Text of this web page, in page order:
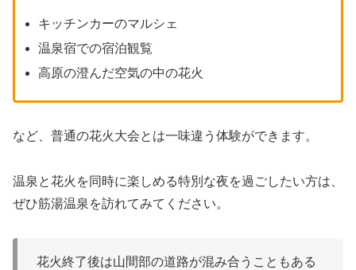
キッチンカーのマルシェ
温泉宿での宿泊観覧
高原の澄んだ空気の中の花火
など、普通の花火大会とは一味違う体験ができます。
温泉と花火を同時に楽しめる特別な夜を過ごしたい方は、
ぜひ筋湯温泉を訪れてみてください。
花火終了後は山間部の道路が混み合うこともある